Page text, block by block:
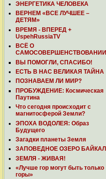
ЭНЕРГЕТИКА ЧЕЛОВЕКА
ВЕРНЕМ «ВСЕ ЛУЧШЕЕ –
ДЕТЯМ»
ВРЕМЯ - ВПЕРЕД +
UspehRussiaTV
ВСЁ О
САМОСОВЕРШЕНСТВОВАНИИ
ВЫ ПОМОГЛИ, СПАСИБО!
ЕСТЬ В НАС ВЕЛИКАЯ ТАЙНА
ПОЗНАВАЕМ ЛИ МИР?
ПРОБУЖДЕНИЕ: Космическая
Паутина
Что сегодня происходит с
магнитосферой Земли?
ЭПОХА ВОДОЛЕЯ: Образ
Будущего
Загадки планеты Земля
ЗАПОВЕДНОЕ ОЗЕРО БАЙКАЛ
ЗЕМЛЯ - ЖИВАЯ!
«Лучше гор могут быть только
горы»